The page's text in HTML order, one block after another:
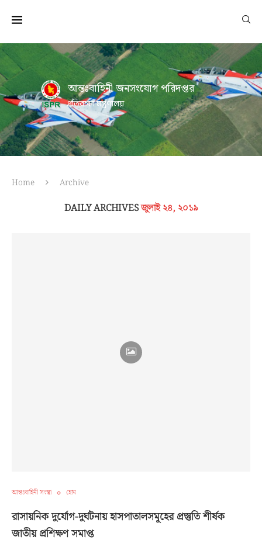
আন্তঃবাহিনী জনসংযোগ পরিদপ্তর
প্রতিরক্ষা মন্ত্রণালয়
Home Archive
DAILY ARCHIVESজুলাই ২৪, ২০১৯
আন্তঃবাহিনী সংস্থা হোম
রাসায়নিক দুর্যোগ-দুর্ঘটনায় হাসপাতালসমূহের প্রস্তুতি শীর্ষক
জাতীয় প্রশিক্ষণ সমাপ্ত